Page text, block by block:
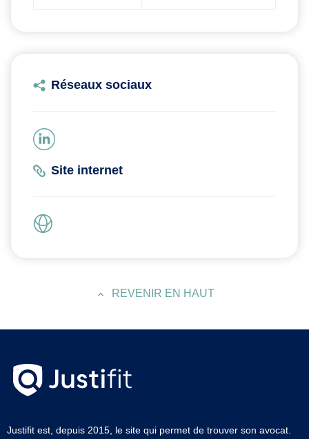
Réseaux sociaux
Site internet
REVENIR EN HAUT
Justifit est, depuis 2015, le site qui permet de trouver son avocat.